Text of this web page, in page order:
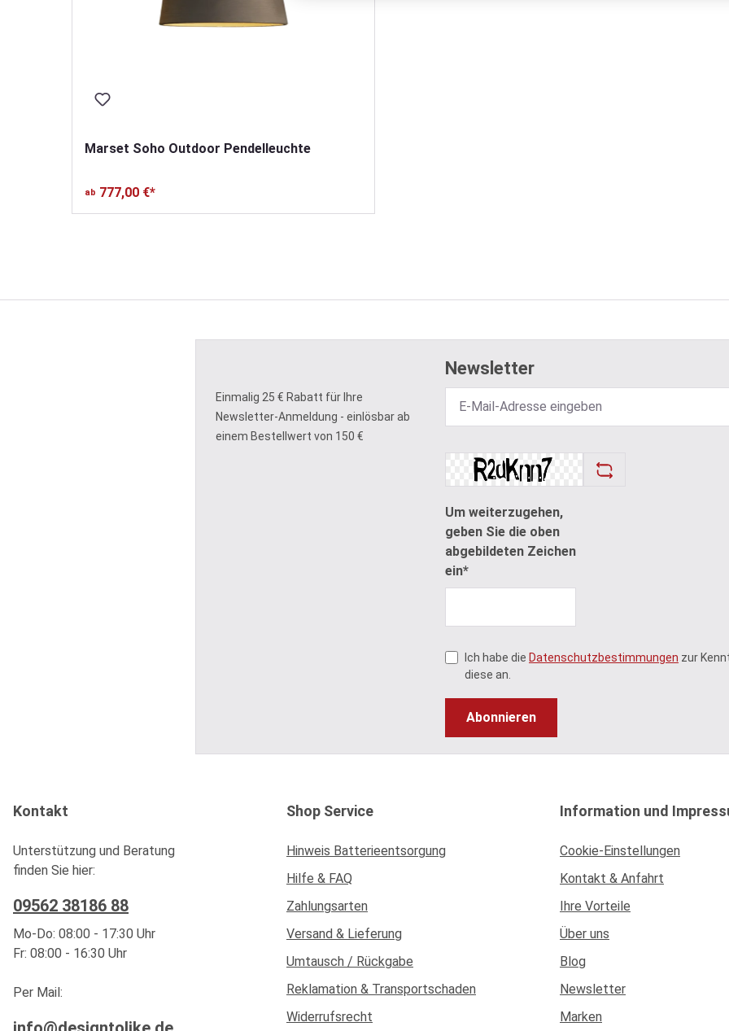
Marset Soho Outdoor Pendelleuchte
ab 777,00 €*
Newsletter
Einmalig 25 € Rabatt für Ihre
Newsletter-Anmeldung - einlösbar ab
einem Bestellwert von 150 €
Um weiterzugehen,
geben Sie die oben
abgebildeten Zeichen
ein*
Ich habe die Datenschutzbestimmungen zur
diese an.
Abonnieren
Kontakt
Unterstützung und Beratung
finden Sie hier:
09562 38186 88
Mo-Do: 08:00 - 17:30 Uhr
Fr: 08:00 - 16:30 Uhr
Per Mail:
Shop Service
Hinweis Batterieentsorgung
Hilfe & FAQ
Zahlungsarten
Versand & Lieferung
Umtausch / Rückgabe
Reklamation & Transportschaden
Widerrufsrecht
Information und
Cookie-Einstellungen
Kontakt & Anfahrt
Ihre Vorteile
Über uns
Blog
Newsletter
Marken